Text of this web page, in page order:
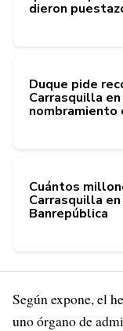
dieron
Duque pide
Carrasquilla
nombramiento
Cuántos
Carrasquilla
Banrepública
Según expone, el
uno órgano de